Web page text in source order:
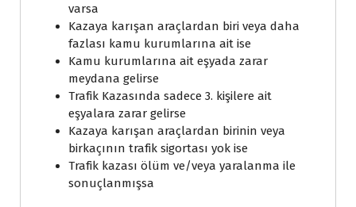
varsa
Kazaya karışan araçlardan biri veya daha
fazlası kamu kurumlarına ait ise
Kamu kurumlarına ait eşyada zarar
meydana gelirse
Trafik Kazasında sadece 3. kişilere ait
eşyalara zarar gelirse
Kazaya karışan araçlardan birinin veya
birkaçının trafik sigortası yok ise
Trafik kazası ölüm ve/veya yaralanma ile
sonuçlanmışsa